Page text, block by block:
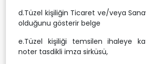
d.Tüzel kişiliğin Ticaret ve/veya
olduğunu gösterir belge
e.Tüzel kişiliği temsilen ihaleye
noter tasdikli imza sirküsü,